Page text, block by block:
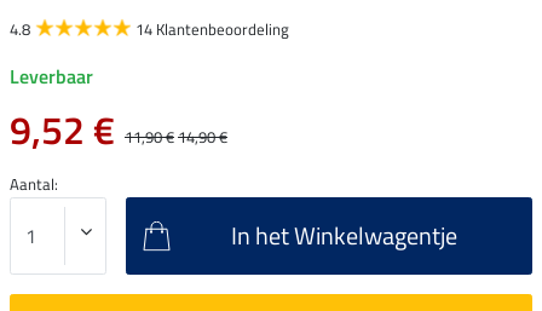
4.8 14 Klantenbeoordeling
Leverbaar
9,52 € 11,90 €14,90 €
Aantal:
In het Winkelwagentje